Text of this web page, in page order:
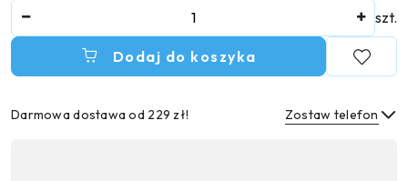
szt.
Dodaj do koszyka
Darmowa dostawa od 229 zł! Zostaw telefon